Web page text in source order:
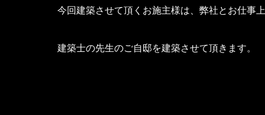
今回建築させて頂くお施主様は、弊社とお仕事
建築士の先生のご自邸を建築させて頂きます。